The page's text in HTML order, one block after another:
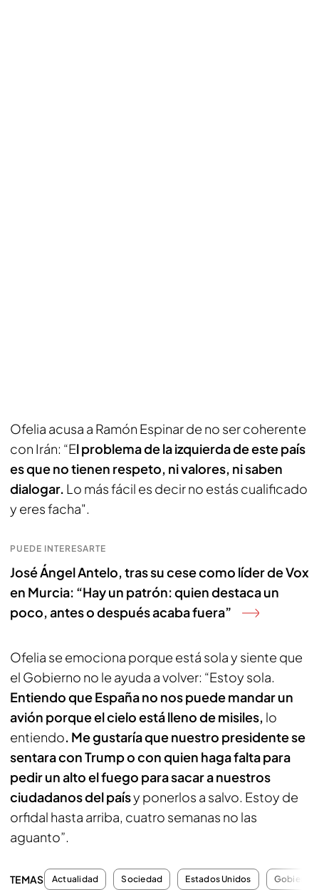
Ofelia acusa a Ramón Espinar de no ser coherente
con Irán: “El problema de la izquierda de este país
es que no tienen respeto, ni valores, ni saben
dialogar. Lo más fácil es decir no estás cualificado
y eres facha".
PUEDE INTERESARTE
José Ángel Antelo, tras su cese como líder de Vox
en Murcia: “Hay un patrón: quien destaca un
poco, antes o después acaba fuera”
Ofelia se emociona porque está sola y siente que
el Gobierno no le ayuda a volver: “Estoy sola.
Entiendo que España no nos puede mandar un
avión porque el cielo está lleno de misiles, lo
entiendo. Me gustaría que nuestro presidente se
sentara con Trump o con quien haga falta para
pedir un alto el fuego para sacar a nuestros
ciudadanos del paísy ponerlos a salvo. Estoy de
orfidal hasta arriba, cuatro semanas no las
aguanto”.
TEMAS Actualidad Sociedad Estados Unidos Gobierno